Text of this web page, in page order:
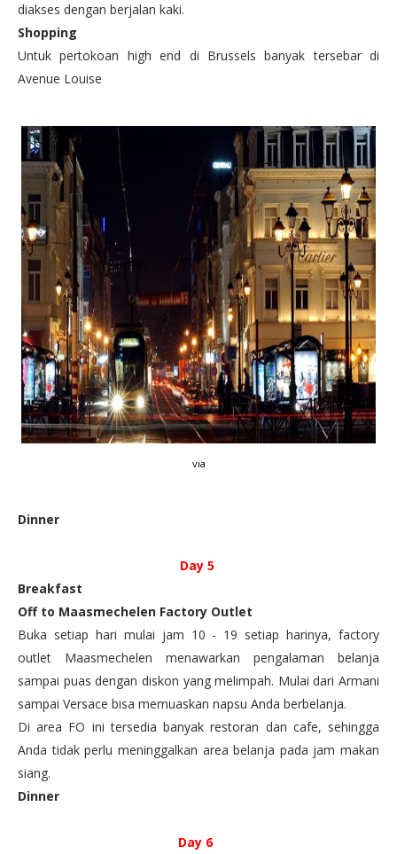
diakses dengan berjalan kaki.
Shopping
Untuk pertokoan high end di Brussels banyak tersebar di
Avenue Louise
via
Dinner
Day 5
Breakfast
Off to Maasmechelen Factory Outlet
Buka setiap hari mulai jam 10 - 19 setiap harinya, factory
outlet Maasmechelen menawarkan pengalaman belanja
sampai puas dengan diskon yang melimpah. Mulai dari Armani
sampai Versace bisa memuaskan napsu Anda berbelanja.
Di area FO ini tersedia banyak restoran dan cafe, sehingga
Anda tidak perlu meninggalkan area belanja pada jam makan
siang.
Dinner
Day 6